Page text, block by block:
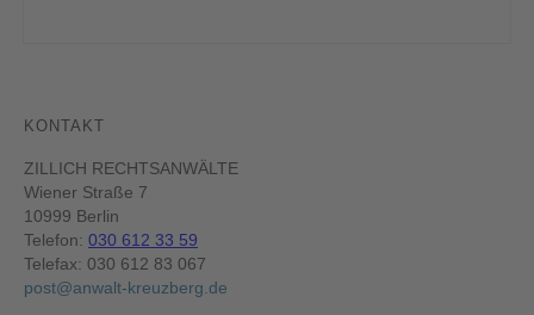
KONTAKT
ZILLICH RECHTSANWÄLTE
Wiener Straße 7
10999 Berlin
Telefon: 030 612 33 59
Telefax: 030 612 83 067
post@anwalt-kreuzberg.de